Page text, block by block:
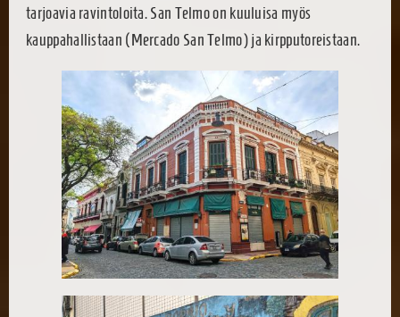
tarjoavia ravintoloita. San Telmo on kuuluisa myös
kauppahallistaan (Mercado San Telmo) ja kirpputoreistaan.